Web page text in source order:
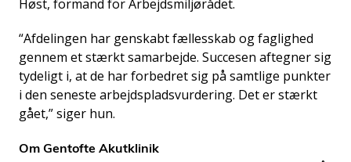
Høst, formand for Arbejdsmiljørådet.
“Afdelingen har genskabt fællesskab og faglighed
gennem et stærkt samarbejde. Succesen aftegner sig
tydeligt i, at de har forbedret sig på samtlige punkter
i den seneste arbejdspladsvurdering. Det er stærkt
gået,” siger hun.
Om Gentofte Akutklinik